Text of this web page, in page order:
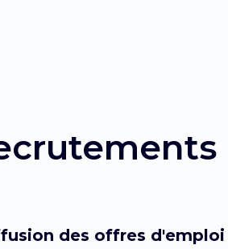
des offres d'emploi